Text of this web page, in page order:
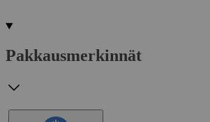
Pakkausmerkinnät